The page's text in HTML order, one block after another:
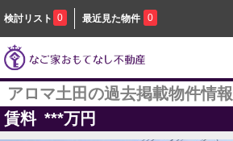
検討リスト 0 最近見た物件 0
アロマ土田の過去掲載物件情報
賃料 ***万円